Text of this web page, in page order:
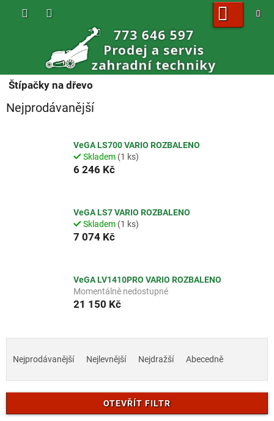
NÁKUPNÍ
Štípačky na dřevo
Nejprodávanější
VeGA LS700 VARIO ROZBALENO
Skladem (1 ks)
6 246 Kč
VeGA LS7 VARIO ROZBALENO
Skladem (1 ks)
7 074 Kč
VeGA LV1410PRO VARIO ROZBALENO
Momentálně nedostupné
21 150 Kč
e
í
Nejprodávanější Nejlevnější Nejdražší Abecedně
OTEVŘÍT FILTR